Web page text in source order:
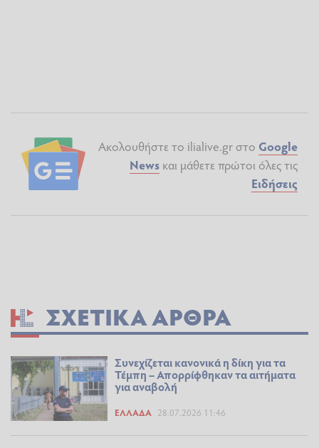
Ακολουθήστε το ilialive.gr στο Google
News και μάθετε πρώτοι όλες τις
Ειδήσεις
ΣΧΕΤΙΚΆ ΆΡΘΡΑ
Συνεχίζεται κανονικά η δίκη για τα
Τέμπη – Απορρίφθηκαν τα αιτήματα
για αναβολή
ΕΛΛΆΔΑ 28.07.2026 11:46